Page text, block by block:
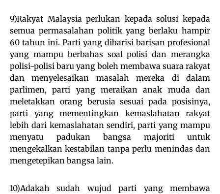
9)Rakyat Malaysia perlukan kepada solusi kepada
semua permasalahan politik yang berlaku hampir
60 tahun ini. Parti yang dibarisi barisan profesional
yang mampu berbahas soal polisi dan merangka
polisi-polisi baru yang boleh membawa suara rakyat
dan menyelesaikan masalah mereka di dalam
parlimen, parti yang meraikan anak muda dan
meletakkan orang berusia sesuai pada posisinya,
parti yang mementingkan kemaslahatan rakyat
lebih dari kemaslahatan sendiri, parti yang mampu
menyatu padukan bangsa majoriti untuk
mengekalkan kestabilan tanpa perlu menindas dan
mengetepikan bangsa lain.
10)Adakah sudah wujud parti yang membawa